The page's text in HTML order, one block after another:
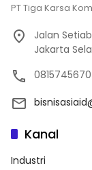
PT Tiga Karsa
Jalan
Jakarta
Kanal
Industri